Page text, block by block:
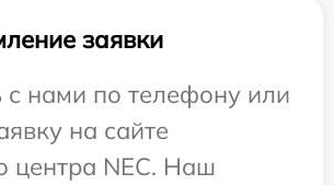
заявки
с нами по телефону или
на сайте
центра NEC. Наш